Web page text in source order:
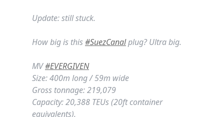
Update: still stuck.
How big is this#SuezCanalplug? Ultra big.
MV#EVERGIVEN
Size: 400m long / 59m wide
Gross tonnage: 219,079
Capacity: 20,388 TEUs (20ft container
equivalents).